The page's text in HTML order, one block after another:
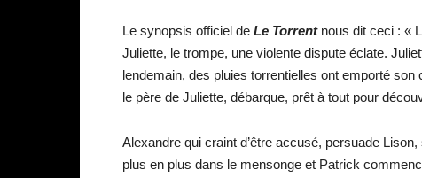
Le synopsis officiel de Le Torrentnous dit ceci : «
Juliette, le trompe, une violente dispute éclate.
lendemain, des pluies torrentielles ont emporté
le père de Juliette, débarque, prêt à tout pour
Alexandre qui craint d’être accusé, persuade
plus en plus dans le mensonge et Patrick